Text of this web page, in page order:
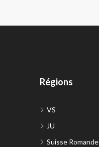
Régions
VS
JU
Suisse Romande